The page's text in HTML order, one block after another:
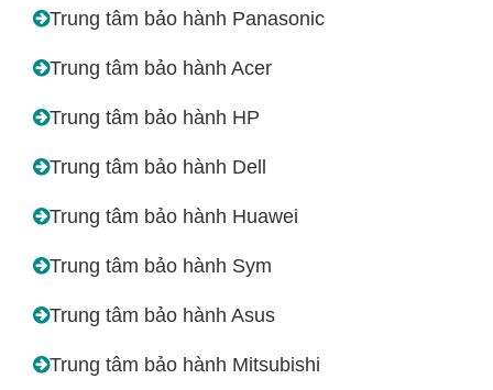
Trung tâm bảo hành Panasonic
Trung tâm bảo hành Acer
Trung tâm bảo hành HP
Trung tâm bảo hành Dell
Trung tâm bảo hành Huawei
Trung tâm bảo hành Sym
Trung tâm bảo hành Asus
Trung tâm bảo hành Mitsubishi